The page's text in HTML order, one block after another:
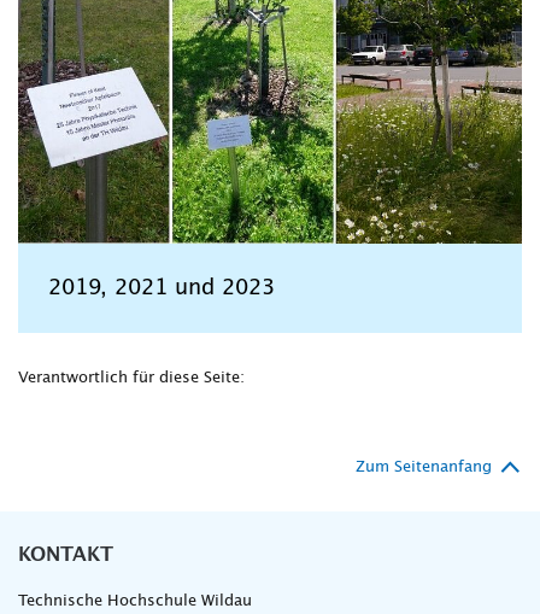
2019, 2021 und 2023
Verantwortlich für diese Seite:
Zum Seitenanfang
KONTAKT
Technische Hochschule Wildau